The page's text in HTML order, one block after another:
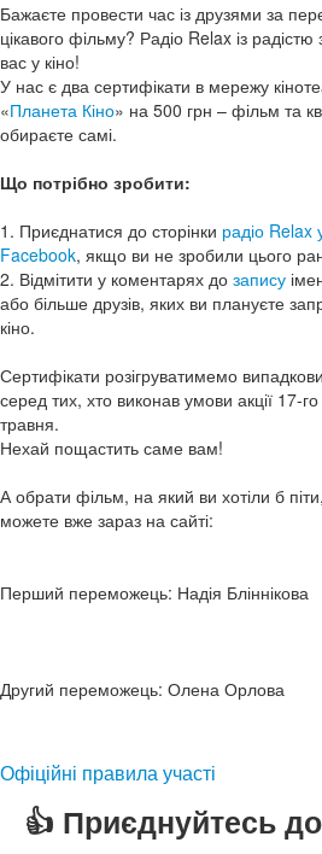
Бажаєте провести час із друзями за
цікавого фільму? Радіо Relax із
вас у кіно!
У нас є два сертифікати в мережу
«Планета Кіно» на 500 грн – фільм та
обираєте самі.
Що потрібно зробити:
1. Приєднатися до сторінки радіо Relax
Facebook, якщо ви не зробили цього
2. Відмітити у коментарях до запису
або більше друзів, яких ви плануєте
кіно.
Сертифікати розігруватимемо
серед тих, хто виконав умови акції 17-
травня.
Нехай пощастить саме вам!
А обрати фільм, на який ви хотіли б
можете вже зараз на сайті:
Перший переможець: Надія Бліннікова
Другий переможець: Олена Орлова
Офіційні правила участі
👍 Приєднуйтесь